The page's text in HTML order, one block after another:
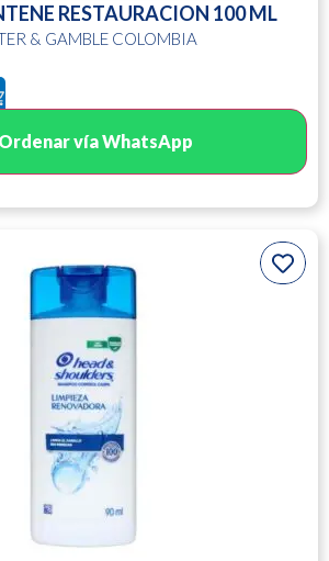
RESTAURACION 100 ML
& GAMBLE COLOMBIA
Ordenar vía WhatsApp